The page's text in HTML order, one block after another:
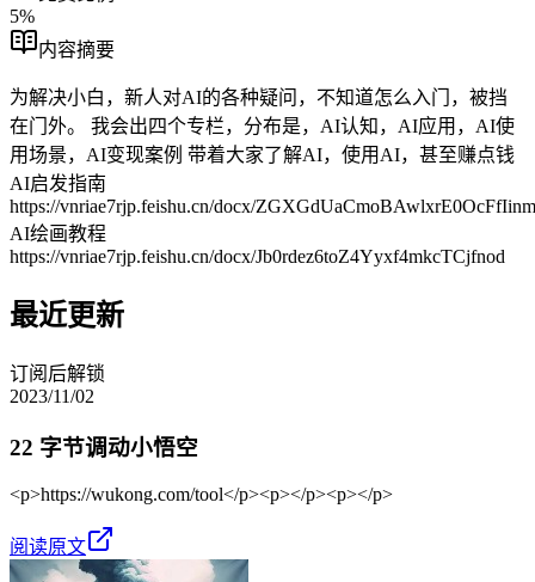
5%
内容摘要
为解决小白，新人对AI的各种疑问，不知道怎么入门，被挡
在门外。 我会出四个专栏，分布是，AI认知，AI应用，AI使
用场景，AI变现案例 带着大家了解AI，使用AI，甚至赚点钱
AI启发指南
https://vnriae7rjp.feishu.cn/docx/
AI绘画教程
https://vnriae7rjp.feishu.cn/docx/Jb0rdez6toZ4Yyxf4mkcTCjfnod
最近更新
订阅后解锁
2023/11/02
22 字节调动小悟空
<p>https://wukong.com/tool</p><p></p><p></p>
阅读原文